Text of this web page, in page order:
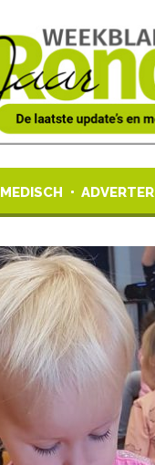
MEDISCH